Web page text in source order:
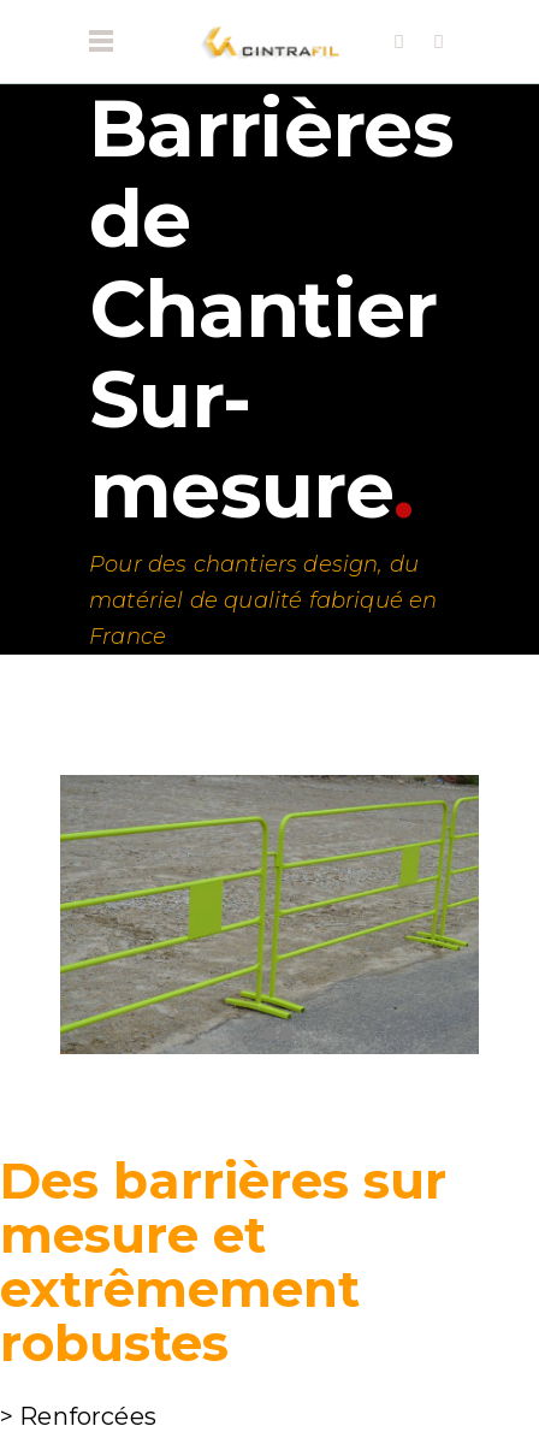
Barrières
de
Chantier
Sur-
mesure.
Pour des chantiers design, du
matériel de qualité fabriqué en
France
Des barrières sur
mesure et
extrêmement
robustes
> Renforcées